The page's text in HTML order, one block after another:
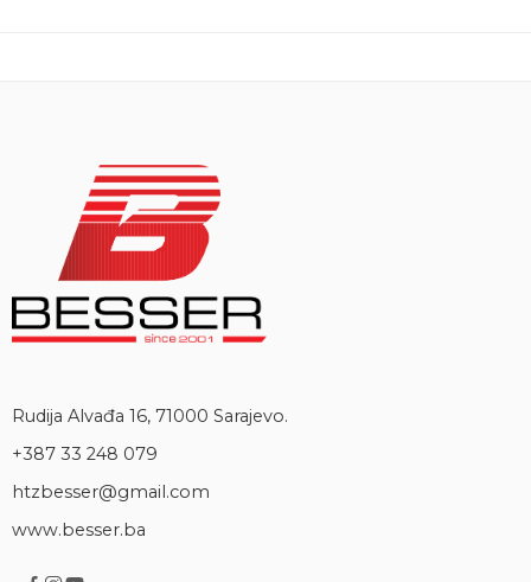
Rudija Alvađa 16, 71000 Sarajevo.
+387 33 248 079
htzbesser@gmail.com
www.besser.ba